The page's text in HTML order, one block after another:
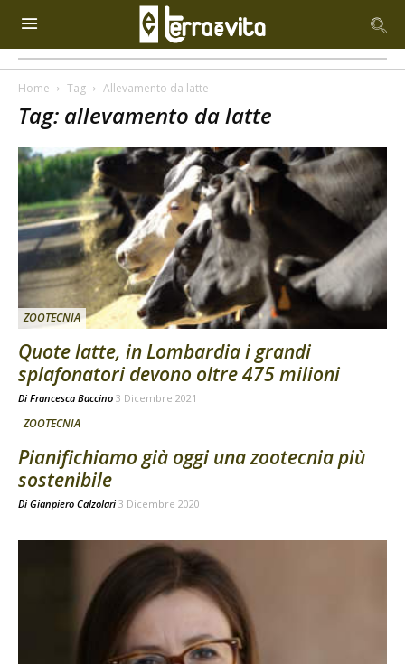
Home Tag Allevamento da latte
Tag: allevamento da latte
ZOOTECNIA
Quote latte, in Lombardia i grandi
splafonatori devono oltre 475 milioni
Di Francesca Baccino 3 Dicembre 2021
ZOOTECNIA
Pianifichiamo già oggi una zootecnia più
sostenibile
Di Gianpiero Calzolari 3 Dicembre 2020